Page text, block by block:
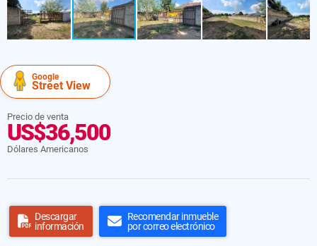
Google
Street View
Precio de venta
US$36,500
Dólares Americanos
Descargar
información
Recomendar inmueble
por correo electrónico